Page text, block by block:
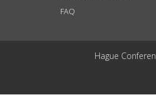
FAQ
Hague